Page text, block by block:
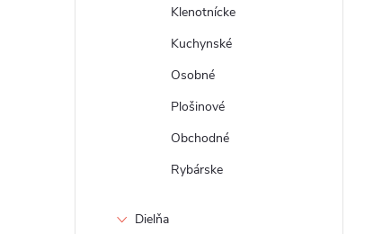
Klenotnícke
Kuchynské
Osobné
Plošinové
Obchodné
Rybárske
Dielňa